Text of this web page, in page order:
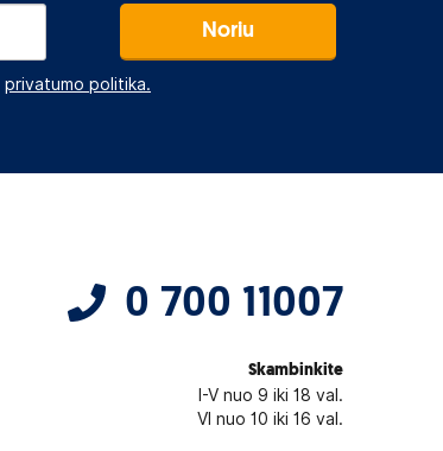
privatumo politika.
Noriu
0 700 11007
Skambinkite
I-V nuo 9 iki 18 val.
VI nuo 10 iki 16 val.